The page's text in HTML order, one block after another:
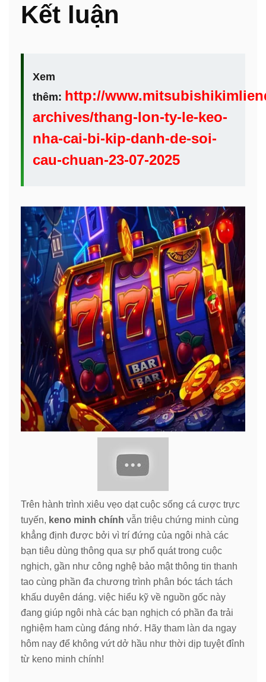
Kết luận
Xem
thêm: http://
archives/thang-lon-ty-le-keo-
nha-cai-bi-kip-danh-de-soi-
cau-chuan-23-07-2025
Trên hành trình xiêu vẹo dạt cuộc sống cá cược trực
tuyến, keno minh chính vẫn triệu chứng minh cùng
khẳng định được bởi vì trí đứng của ngôi nhà các
bạn tiêu dùng thông qua sự phổ quát trong cuộc
nghịch, gần như công nghệ bảo mật thông tin thanh
tao cùng phần đa chương trình phân bóc tách tách
khấu duyên dáng. việc hiểu kỹ về nguồn gốc này
đang giúp ngôi nhà các bạn nghịch có phần đa trải
nghiệm ham cùng đáng nhớ. Hãy tham làn da ngay
hôm nay để không vứt dở hầu như thời dịp tuyệt đỉnh
từ keno minh chính!